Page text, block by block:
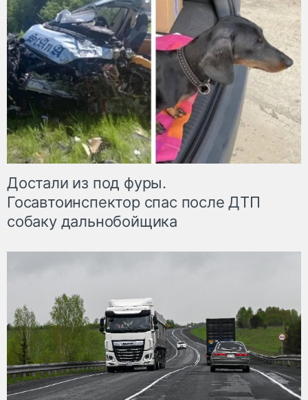
Достали из под фуры.
Госавтоинспектор спас после ДТП
собаку дальнобойщика